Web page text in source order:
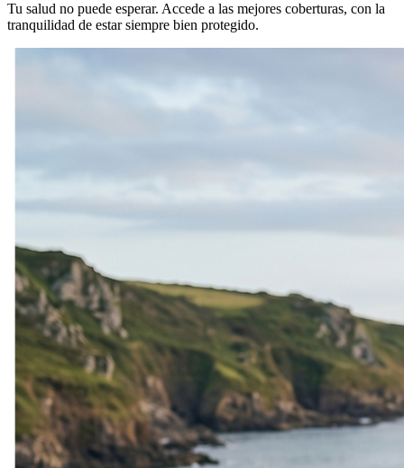
Tu salud no puede esperar. Accede a las mejores coberturas, con la
tranquilidad de estar siempre bien protegido.